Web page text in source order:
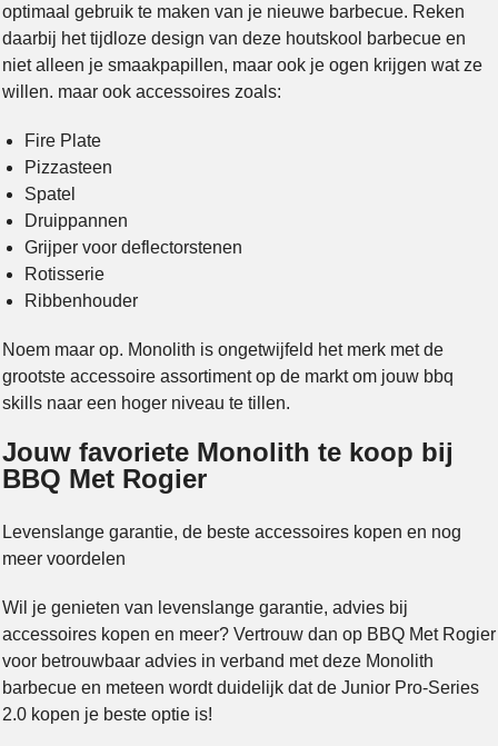
optimaal gebruik te maken van je nieuwe barbecue. Reken
daarbij het tijdloze design van deze houtskool barbecue en
niet alleen je smaakpapillen, maar ook je ogen krijgen wat ze
willen. maar ook accessoires zoals:
Fire Plate
Pizzasteen
Spatel
Druippannen
Grijper voor deflectorstenen
Rotisserie
Ribbenhouder
Noem maar op. Monolith is ongetwijfeld het merk met de
grootste accessoire assortiment op de markt om jouw bbq
skills naar een hoger niveau te tillen.
Jouw favoriete Monolith te koop bij
BBQ Met Rogier
Levenslange garantie, de beste accessoires kopen en nog
meer voordelen
Wil je genieten van levenslange garantie, advies bij
accessoires kopen en meer? Vertrouw dan op BBQ Met Rogier
voor betrouwbaar advies in verband met deze Monolith
barbecue en meteen wordt duidelijk dat de Junior Pro-Series
2.0 kopen je beste optie is!